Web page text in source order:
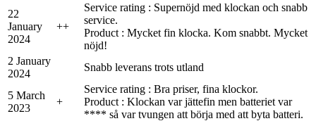
22
January
2024
++
Service rating : Supernöjd med klockan och snabb
service.
Product : Mycket fin klocka. Kom snabbt. Mycket
nöjd!
2 January
2024
Snabb leverans trots utland
5 March
2023
+
Service rating : Bra priser, fina klockor.
Product : Klockan var jättefin men batteriet var
**** så var tvungen att börja med att byta batteri.